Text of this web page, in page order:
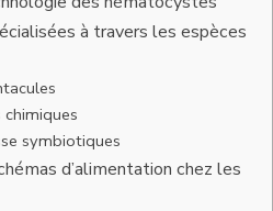
à travers les espèces
symbiotiques
d’alimentation chez les